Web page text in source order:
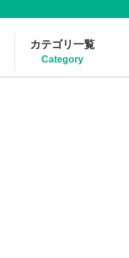
カテゴリ一覧
Category